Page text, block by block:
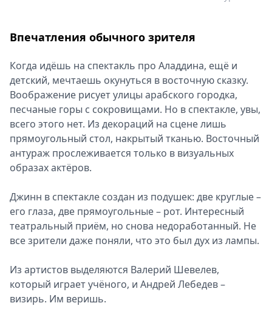
Впечатления обычного зрителя
Когда идёшь на спектакль про Аладдина, ещё и
детский, мечтаешь окунуться в восточную сказку.
Воображение рисует улицы арабского городка,
песчаные горы с сокровищами. Но в спектакле, увы,
всего этого нет. Из декораций на сцене лишь
прямоугольный стол, накрытый тканью. Восточный
антураж прослеживается только в визуальных
образах актёров.
Джинн в спектакле создан из подушек: две круглые –
его глаза, две прямоугольные – рот. Интересный
театральный приём, но снова недоработанный. Не
все зрители даже поняли, что это был дух из лампы.
Из артистов выделяются Валерий Шевелев,
который играет учёного, и Андрей Лебедев –
визирь. Им веришь.